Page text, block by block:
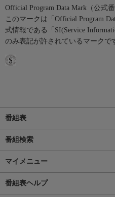
Official Program Data Mark（公式
このマークは「Official Program
式情報である「SI(Service
のみ表記が許されているマークで
番組表
番組検索
マイメニュー
番組表ヘルプ